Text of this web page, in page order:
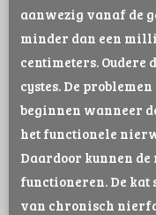
aanwezig vanaf de
minder dan een
centimeters. Oudere
cystes. De
beginnen wanneer
het functionele
Daardoor kunnen
functioneren. De
van chronisch